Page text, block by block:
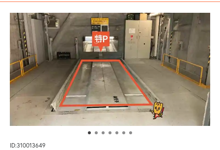
ID:310013649